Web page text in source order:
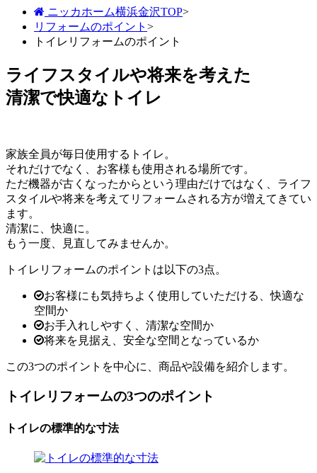
ニッカホーム横浜金沢TOP>
リフォームのポイント >
トイレリフォームのポイント
ライフスタイルや将来を考えた
清潔で快適なトイレ
家族全員が毎日使用するトイレ。
それだけでなく、お客様も使用される場所です。
ただ機器が古くなったからという理由だけではなく、ライフ
スタイルや将来を考えてリフォームされる方が増えてきてい
ます。
清潔に、快適に。
もう一度、見直してみませんか。
トイレリフォームのポイントは以下の3点。
お客様にも気持ちよく使用していただける、快適な
空間か
お手入れしやすく、清潔な空間か
将来を見据え、安全な空間となっているか
この3つのポイントを中心に、商品や設備を紹介します。
トイレリフォームの3つのポイント
トイレの標準的な寸法